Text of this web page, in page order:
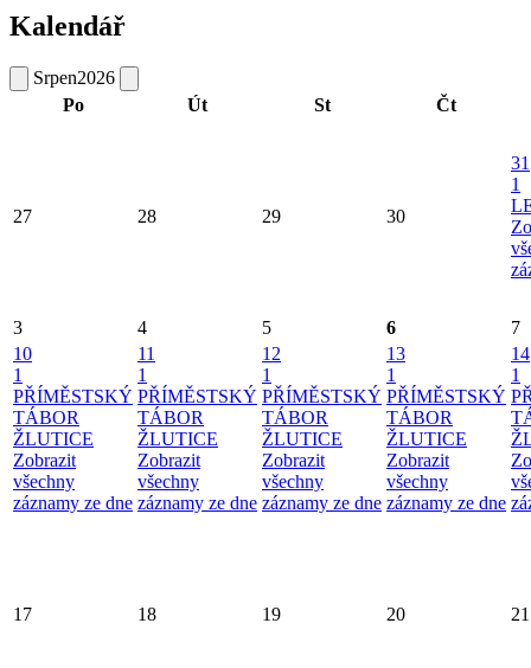
Kalendář
Srpen2026
Po
Út St Čt
27 28 29 30
31
1
3 4 5 6
7
10
1
PŘÍMĚSTSKÝ
TÁBOR
ŽLUTICE
Zobrazit
všechny
záznamy ze dne
11
1
PŘÍMĚSTSKÝ
TÁBOR
ŽLUTICE
Zobrazit
všechny
záznamy ze dne
12
1
PŘÍMĚSTSKÝ
TÁBOR
ŽLUTICE
Zobrazit
všechny
záznamy ze dne
13
1
PŘÍMĚSTSKÝ
TÁBOR
ŽLUTICE
Zobrazit
všechny
záznamy ze dne
14
1
17 18 19 20 21